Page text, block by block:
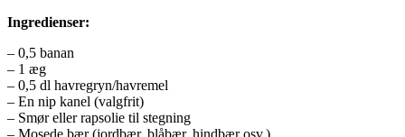
Ingredienser:
– 0,5 banan
– 1 æg
– 0,5 dl havregryn/havremel
– En nip kanel (valgfrit)
– Smør eller rapsolie til stegning
– Mosede bær (jordbær, blåbær, hindbær osv.)